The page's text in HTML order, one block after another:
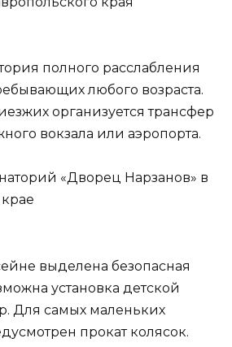
полного расслабления
любого возраста.
организуется трансфер
вокзала или аэропорта.
выделена безопасная
установка детской
Для самых маленьких
прокат колясок.